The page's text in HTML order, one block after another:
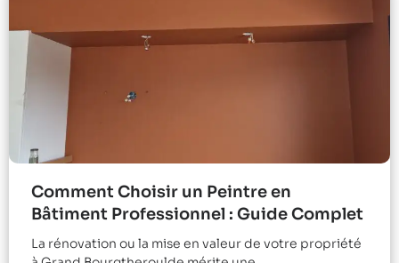
Comment Choisir un Peintre en
Bâtiment Professionnel : Guide Complet
La rénovation ou la mise en valeur de votre propriété